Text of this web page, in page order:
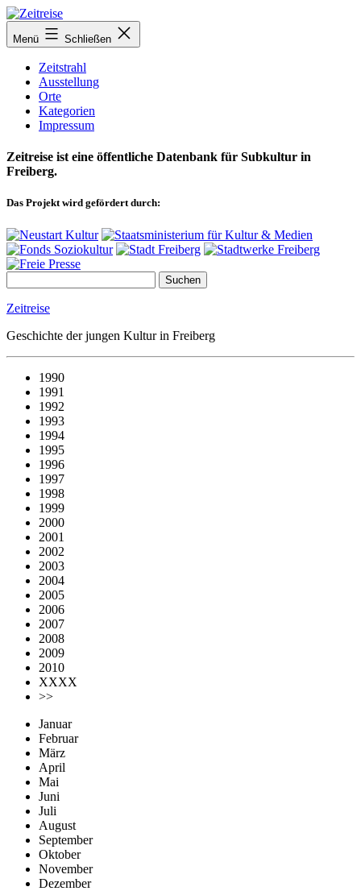
Zum
Inhalt
springen
Menü Schließen
Zeitstrahl
Ausstellung
Orte
Kategorien
Impressum
Zeitreise ist eine öffentliche Datenbank für Subkultur in
Freiberg.
Das Projekt wird gefördert durch:
Zeitreise
Geschichte der jungen Kultur in Freiberg
1990
1991
1992
1993
1994
1995
1996
1997
1998
1999
2000
2001
2002
2003
2004
2005
2006
2007
2008
2009
2010
XXXX
>>
Januar
Februar
März
April
Mai
Juni
Juli
August
September
Oktober
November
Dezember